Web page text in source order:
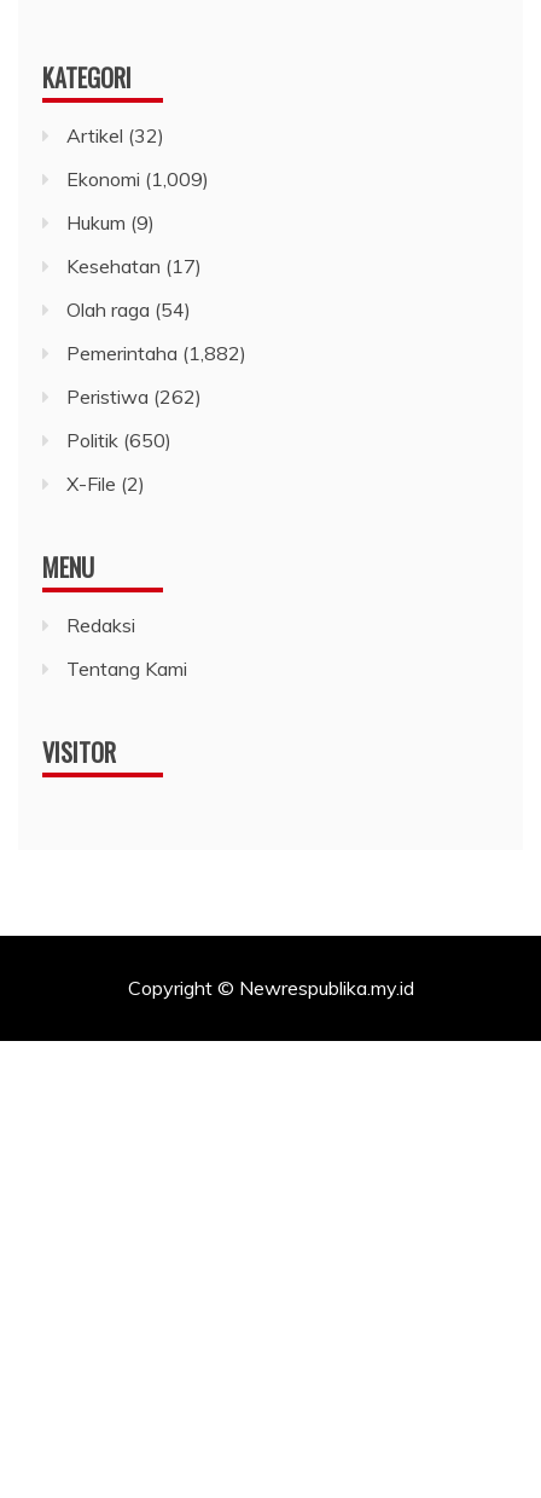
KATEGORI
Artikel (32)
Ekonomi (1,009)
Hukum (9)
Kesehatan (17)
Olah raga (54)
Pemerintaha (1,882)
Peristiwa (262)
Politik (650)
X-File (2)
MENU
Redaksi
Tentang Kami
VISITOR
Copyright © Newrespublika.my.id